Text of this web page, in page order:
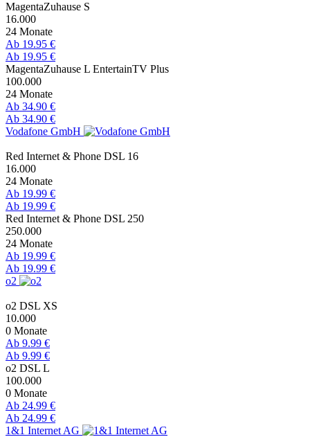
MagentaZuhause S
16.000
24 Monate
Ab 19.95 €
Ab 19.95 €
MagentaZuhause L EntertainTV Plus
100.000
24 Monate
Ab 34.90 €
Ab 34.90 €
Vodafone GmbH
Red Internet & Phone DSL 16
16.000
24 Monate
Ab 19.99 €
Ab 19.99 €
Red Internet & Phone DSL 250
250.000
24 Monate
Ab 19.99 €
Ab 19.99 €
o2
o2 DSL XS
10.000
0 Monate
Ab 9.99 €
Ab 9.99 €
o2 DSL L
100.000
0 Monate
Ab 24.99 €
Ab 24.99 €
1&1 Internet AG